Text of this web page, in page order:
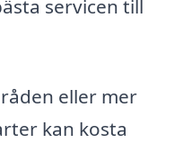
servicen till
eller mer
kan kosta